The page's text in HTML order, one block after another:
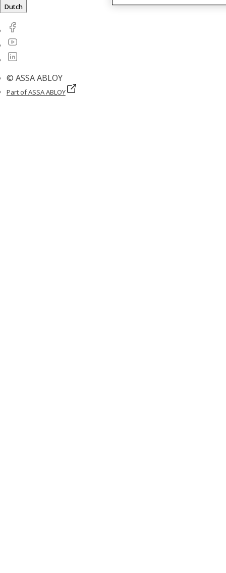
Dutch
© ASSA ABLOY
Part of ASSA ABLOY